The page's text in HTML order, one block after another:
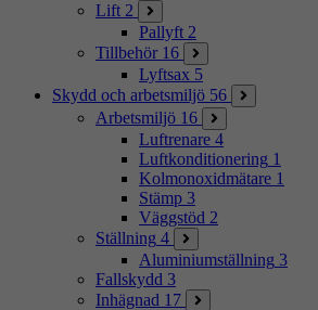
Lift 2
Pallyft 2
Tillbehör 16
Lyftsax 5
Skydd och arbetsmiljö 56
Arbetsmiljö 16
Luftrenare 4
Luftkonditionering 1
Kolmonoxidmätare 1
Stämp 3
Väggstöd 2
Ställning 4
Aluminiumställning 3
Fallskydd 3
Inhägnad 17